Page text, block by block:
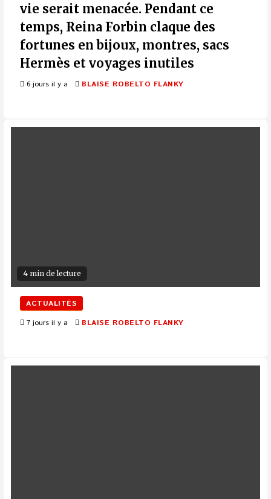
vie serait menacée. Pendant ce
temps, Reina Forbin claque des
fortunes en bijoux, montres, sacs
Hermès et voyages inutiles
6 jours il y a BLAISE ROBELTO FLANKY
4 min de lecture
ACTUALITÉS
7 jours il y a
BLAISE ROBELTO FLANKY